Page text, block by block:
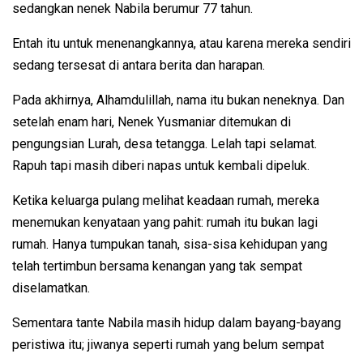
sedangkan nenek Nabila berumur 77 tahun.
Entah itu untuk menenangkannya, atau karena mereka sendiri
sedang tersesat di antara berita dan harapan.
Pada akhirnya, Alhamdulillah, nama itu bukan neneknya. Dan
setelah enam hari, Nenek Yusmaniar ditemukan di
pengungsian Lurah, desa tetangga. Lelah tapi selamat.
Rapuh tapi masih diberi napas untuk kembali dipeluk.
Ketika keluarga pulang melihat keadaan rumah, mereka
menemukan kenyataan yang pahit: rumah itu bukan lagi
rumah. Hanya tumpukan tanah, sisa-sisa kehidupan yang
telah tertimbun bersama kenangan yang tak sempat
diselamatkan.
Sementara tante Nabila masih hidup dalam bayang-bayang
peristiwa itu; jiwanya seperti rumah yang belum sempat